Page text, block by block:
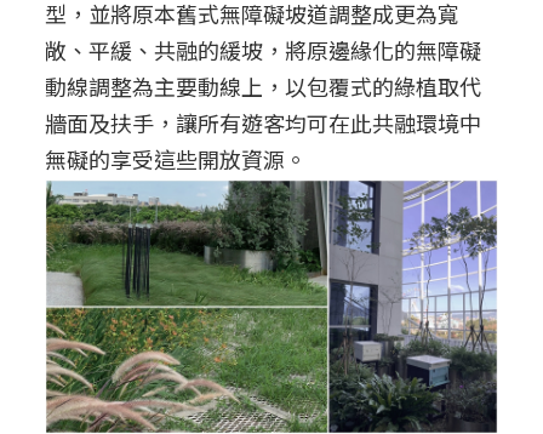
型，並將原本舊式無障礙坡道調整成更為寬
敞、平緩、共融的緩坡，將原邊緣化的無障礙
動線調整為主要動線上，以包覆式的綠植取代
牆面及扶手，讓所有遊客均可在此共融環境中
無礙的享受這些開放資源。